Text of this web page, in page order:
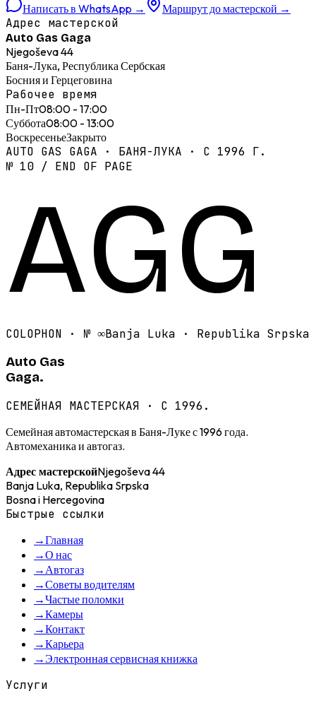
Написать в WhatsApp → Маршрут до мастерской →
Адрес мастерской
Auto Gas Gaga
Njegoševa 44
Баня-Лука, Республика Сербская
Босния и Герцеговина
Рабочее время
Пн-Пт08:00 - 17:00
Суббота08:00 - 13:00
ВоскресеньеЗакрыто
AUTO GAS GAGA · БАНЯ-ЛУКА · С 1996 Г.
№ 10 / END OF PAGE
AGG
COLOPHON · № ∞Banja Luka · Republika Srpska
Auto Gas
Gaga.
СЕМЕЙНАЯ МАСТЕРСКАЯ · С 1996.
Семейная автомастерская в Баня-Луке с 1996 года.
Автомеханика и автогаз.
Адрес мастерскойNjegoševa 44
Banja Luka, Republika Srpska
Bosna i Hercegovina
Быстрые ссылки
→Главная
→О нас
→Автогаз
→Советы водителям
→Частые поломки
→Камеры
→Контакт
→Карьера
→Электронная сервисная книжка
Услуги